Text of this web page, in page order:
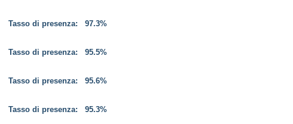
Tasso di presenza: 97.3%
Tasso di presenza: 95.5%
Tasso di presenza: 95.6%
Tasso di presenza: 95.3%